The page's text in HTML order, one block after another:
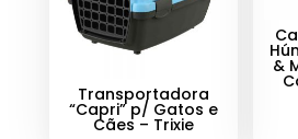
Transportadora
“Capri” p/ Gatos e
Cães – Trixie
&